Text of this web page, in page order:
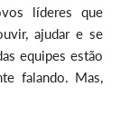
líderes que
ajudar e se
equipes estão
falando. Mas,